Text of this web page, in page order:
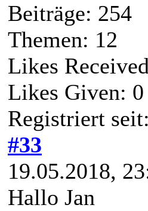
Beiträge: 254
Themen: 12
Likes
Likes Given: 0
Registriert
#33
19.05.2018,
Hallo Jan